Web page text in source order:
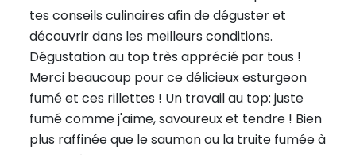
tes conseils culinaires afin de déguster et
découvrir dans les meilleurs conditions.
Dégustation au top très apprécié par tous !
Merci beaucoup pour ce délicieux esturgeon
fumé et ces rillettes ! Un travail au top: juste
fumé comme j'aime, savoureux et tendre ! Bien
plus raffinée que le saumon ou la truite fumée à